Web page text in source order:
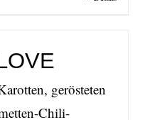
gerösteten
Chili-